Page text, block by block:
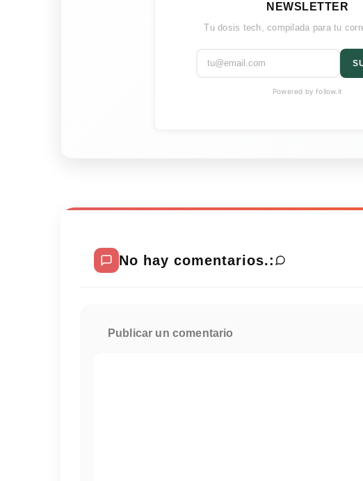
NEWSLETTER
Tu dosis tech, compilada para tu
Powered by follow.it
No hay comentarios.:
Publicar un comentario